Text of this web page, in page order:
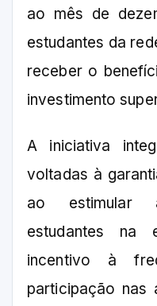
ao mês de
estudantes da
receber o
investimento
A iniciativa
voltadas à
ao estimular
estudantes na
incentivo à
participação nas